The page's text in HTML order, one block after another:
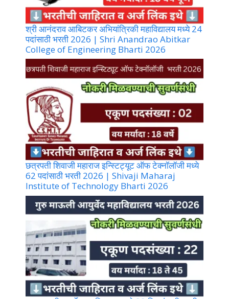
श्री आनंदराव आबिटकर अभियांत्रिकी महाविद्यालय मध्ये 24
पदांसाठी भरती 2026 | Shri Anandrao Abitkar
College of Engineering Bharti 2026
छत्रपती शिवाजी महाराज इन्स्टिट्यूट ऑफ टेक्नॉलॉजी मध्ये
62 पदांसाठी भरती 2026 | Shivaji Maharaj
Institute of Technology Bharti 2026